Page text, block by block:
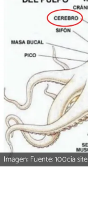
Imagen: Fuente: 100cia site